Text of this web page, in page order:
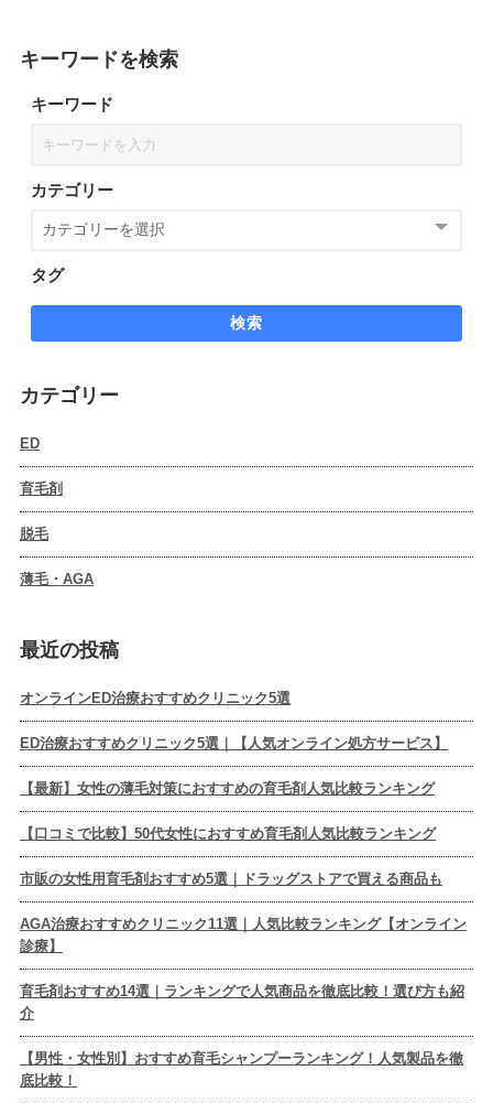
キーワードを検索
キーワード
カテゴリー
タグ
検索
カテゴリー
ED
育毛剤
脱毛
薄毛・AGA
最近の投稿
オンラインED治療おすすめクリニック5選
ED治療おすすめクリニック5選｜【人気オンライン処方サービス】
【最新】女性の薄毛対策におすすめの育毛剤人気比較ランキング
【口コミで比較】50代女性におすすめ育毛剤人気比較ランキング
市販の女性用育毛剤おすすめ5選｜ドラッグストアで買える商品も
AGA治療おすすめクリニック11選｜人気比較ランキング【オンライン
診療】
育毛剤おすすめ14選｜ランキングで人気商品を徹底比較！選び方も紹
介
【男性・女性別】おすすめ育毛シャンプーランキング！人気製品を徹
底比較！